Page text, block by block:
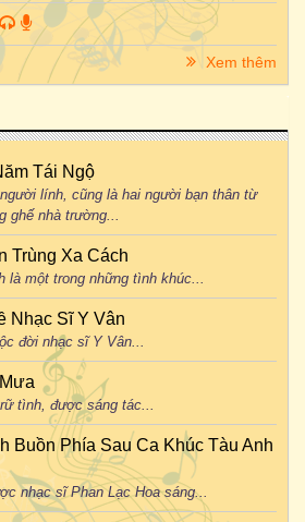
Xem thêm
Tái Ngộ
lính, cũng là hai người bạn thân từ
ghế nhà trường...
Trùng Xa Cách
là một trong những tình khúc...
Nhạc Sĩ Y Vân
đời nhạc sĩ Y Vân...
tình, được sáng tác...
Buồn Phía Sau Ca Khúc Tàu Anh
nhạc sĩ Phan Lạc Hoa sáng...